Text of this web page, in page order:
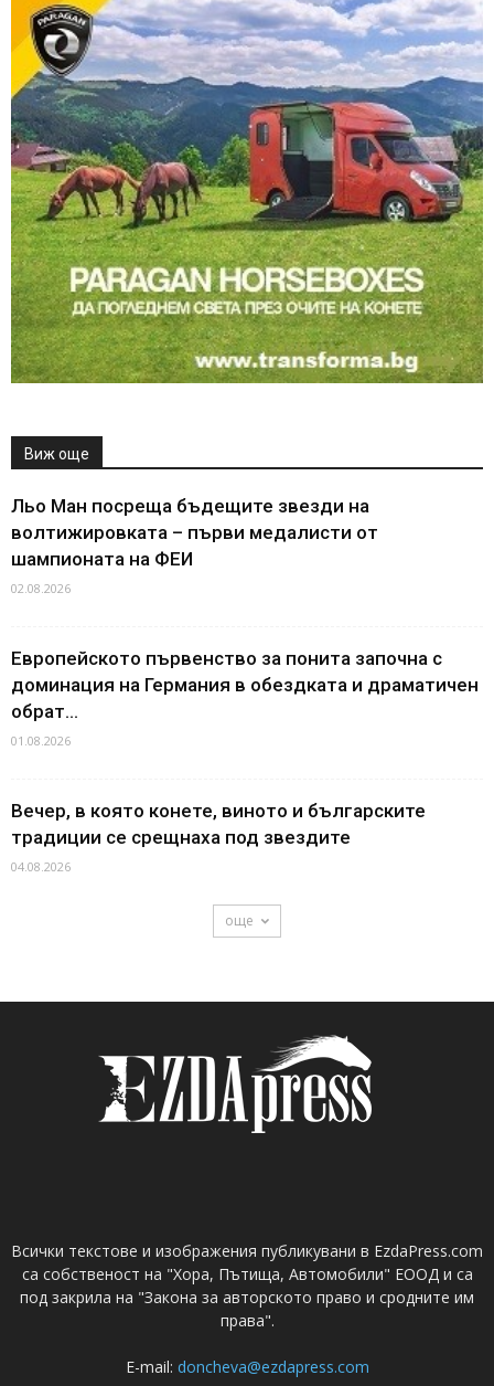
Виж още
Льо Ман посреща бъдещите звезди на
волтижировката – първи медалисти от
шампионата на ФЕИ
02.08.2026
Европейското първенство за понита започна с
доминация на Германия в обездката и драматичен
обрат...
01.08.2026
Вечер, в която конете, виното и българските
традиции се срещнаха под звездите
04.08.2026
още
Всички текстове и изображения публикувани в EzdaPress.com
са собственост на "Хора, Пътища, Автомобили" ЕООД и са
под закрила на "Закона за авторското право и сродните им
права".
E-mail: doncheva@ezdapress.com